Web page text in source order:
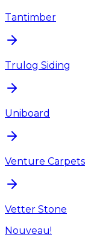
Tantimber
Trulog Siding
Uniboard
Venture Carpets
Vetter Stone
Nouveau!